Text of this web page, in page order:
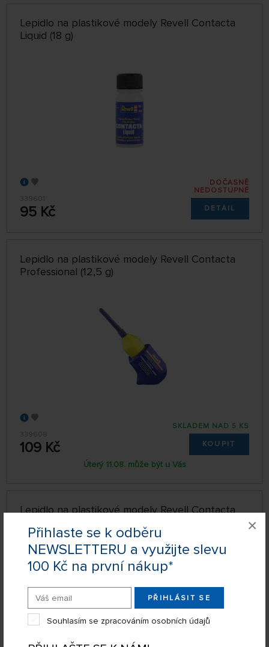
Přihlaste se k odběru
NEWSLETTERU a využijte slevu
100 Kč na první nákup*
PŘIHLÁSIT SE
Souhlasím se zpracováním osobních údajů
×
Lepidlo na plastikové modely Revell Contacta
Liquid (18 g)
339601
95 Kč
DOČASNĚ
NEDOSTUPNÉ
DETAIL
Lepidlo na plastikové modely Revell Contacta
Professional (12,5 g)
339608
109 Kč
SKLADEM NAD 5 KS
KOUPIT
Úterý 11.08. může být u Vás
Lepidlo na plastikové modely Revell Contacta